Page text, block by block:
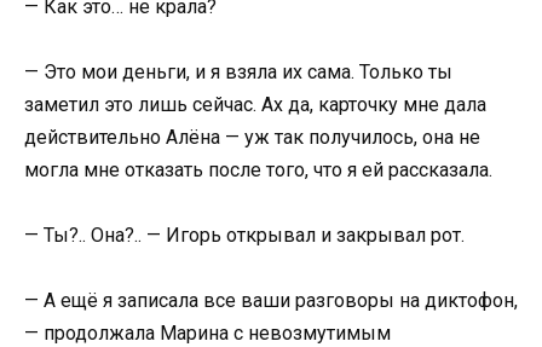
— Как это… не крала?
— Это мои деньги, и я взяла их сама. Только ты
заметил это лишь сейчас. Ах да, карточку мне дала
действительно Алёна — уж так получилось, она не
могла мне отказать после того, что я ей рассказала.
— Ты?.. Она?.. — Игорь открывал и закрывал рот.
— А ещё я записала все ваши разговоры на диктофон,
— продолжала Марина с невозмутимым